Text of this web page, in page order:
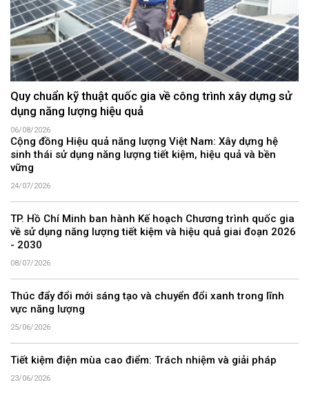
Quy chuẩn kỹ thuật quốc gia về công trình xây dựng sử
dụng năng lượng hiệu quả
06/08/2026
Cộng đồng Hiệu quả năng lượng Việt Nam: Xây dựng hệ
sinh thái sử dụng năng lượng tiết kiệm, hiệu quả và bền
vững
24/07/2026
TP. Hồ Chí Minh ban hành Kế hoạch Chương trình quốc gia
về sử dụng năng lượng tiết kiệm và hiệu quả giai đoạn 2026
- 2030
08/07/2026
Thúc đẩy đổi mới sáng tạo và chuyển đổi xanh trong lĩnh
vực năng lượng
25/06/2026
Tiết kiệm điện mùa cao điểm: Trách nhiệm và giải pháp
23/06/2026